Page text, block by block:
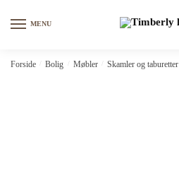
MENU
Forside Bolig Møbler Skamler og taburetter